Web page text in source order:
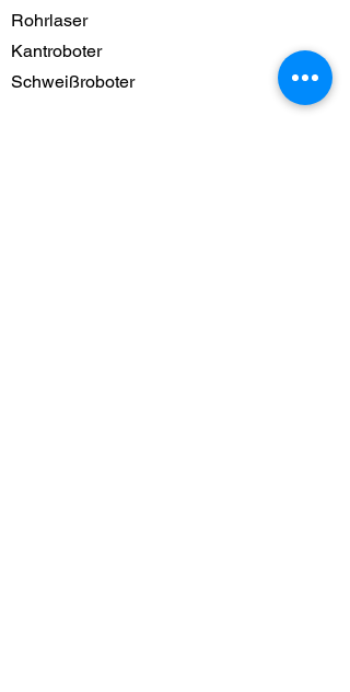
Rohrlaser
Kantroboter
Schweißroboter